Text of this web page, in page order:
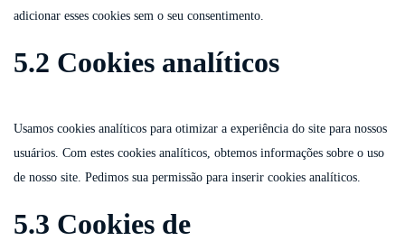
adicionar esses cookies sem o seu consentimento.
5.2 Cookies analíticos
Usamos cookies analíticos para otimizar a experiência do site para nossos
usuários. Com estes cookies analíticos, obtemos informações sobre o uso
de nosso site. Pedimos sua permissão para inserir cookies analíticos.
5.3 Cookies de